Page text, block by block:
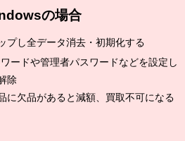
の場合
プし全データ消去・初期化する
ードや管理者パスワードなどを設定し
除
に欠品があると減額、買取不可になる